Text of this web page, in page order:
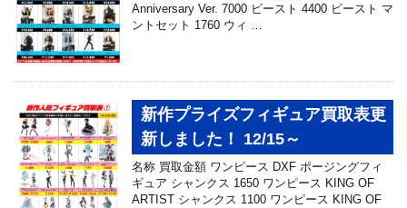
Anniversary Ver. 7000 ビースト 4400 ビースト マ
ントセット 1760 ウィ …
新作プライズフィギュア買取表更
新しました！ 12/15～
名称 買取金額 ワンピース DXF ポージングフィ
ギュア シャンクス 1650 ワンピース KING OF
ARTIST シャンクス 1100 ワンピース KING OF